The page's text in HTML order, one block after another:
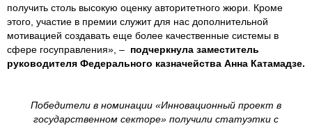
получить столь высокую оценку авторитетного жюри. Кроме
этого, участие в премии служит для нас дополнительной
мотивацией создавать еще более качественные системы в
сфере госуправления», – подчеркнула заместитель
руководителя Федерального казначейства Анна Катамадзе.
Победители в номинации «Инновационный проект в
государственном секторе» получили статуэтки с